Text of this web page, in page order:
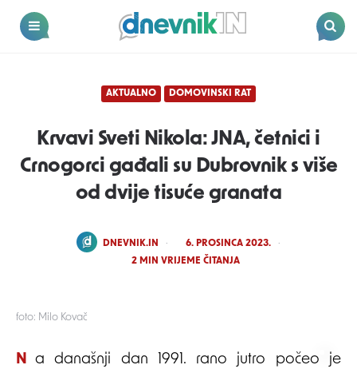
Dnevnik.in
foto: Milo Kovač
AKTUALNO DOMOVINSKI RAT
Krvavi Sveti Nikola: JNA, četnici i
Crnogorci gađali su Dubrovnik s više
od dvije tisuće granata
POSTED
DNEVNIK.IN
6. PROSINCA 2023.
2 MIN VRIJEME ČITANJA
Na današnji dan 1991. rano jutro počeo je